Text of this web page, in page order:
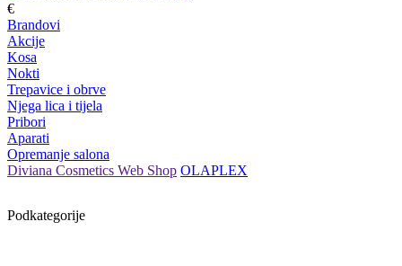
€
Brandovi
Akcije
Kosa
Nokti
Trepavice i obrve
Njega lica i tijela
Pribori
Aparati
Opremanje salona
Diviana Cosmetics Web Shop OLAPLEX
Podkategorije